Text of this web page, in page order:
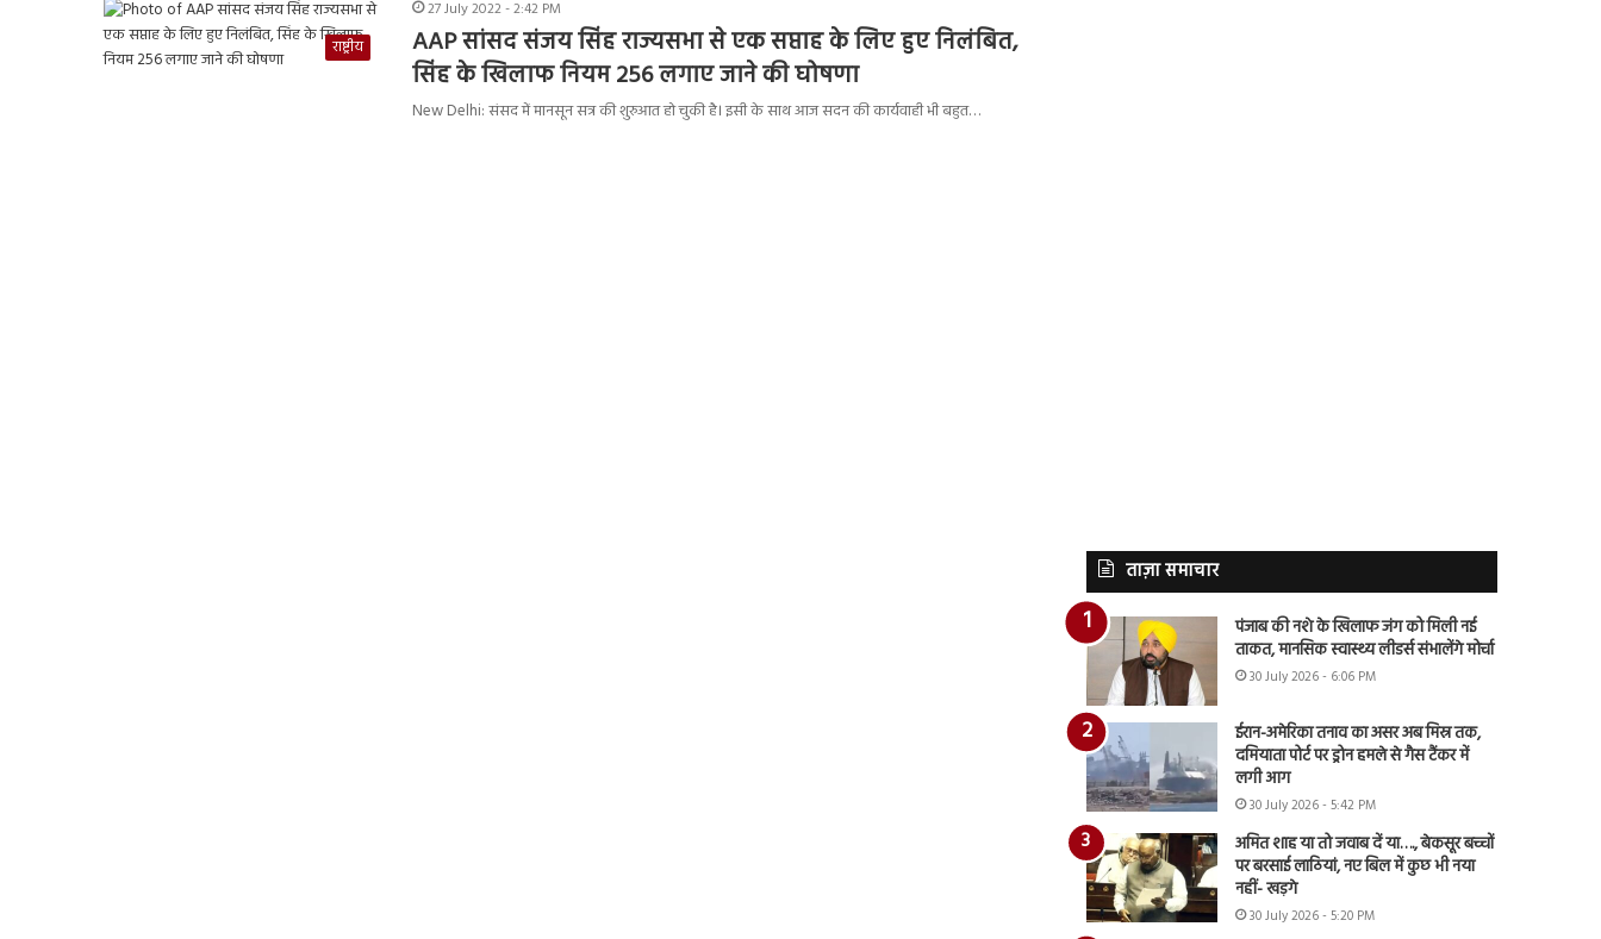
राष्ट्रीय
27 July 2022 - 2:42 PM
AAP सांसद संजय सिंह राज्यसभा से एक सप्ताह के लिए हुए निलंबित,
सिंह के खिलाफ नियम 256 लगाए जाने की घोषणा
New Delhi: संसद में मानसून सत्र की शुरुआत हो चुकी है। इसी के साथ आज सदन की कार्यवाही भी बहुत…
ताज़ा समाचार
पंजाब की नशे के खिलाफ जंग को मिली नई
ताकत, मानसिक स्वास्थ्य लीडर्स संभालेंगे मोर्चा
30 July 2026 - 6:06 PM
ईरान-अमेरिका तनाव का असर अब मिस्र तक,
दमियाता पोर्ट पर ड्रोन हमले से गैस टैंकर में
लगी आग
30 July 2026 - 5:42 PM
अमित शाह या तो जवाब दें या…., बेकसूर बच्चों
पर बरसाई लाठियां, नए बिल में कुछ भी नया
नहीं- खड़गे
30 July 2026 - 5:20 PM